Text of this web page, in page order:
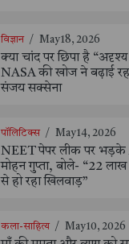
विज्ञान / May 18, 2026
क्या चांद पर छिपा है
NASA की खोज ने बढ़ाई
संजय सक्सेना
पॉलिटिक्स / May 14, 2026
NEET पेपर लीक पर भड़के
मोहन गुप्ता, बोले- “22 लाख
से हो रहा खिलवाड़”
कला-साहित्य / May 10, 2026